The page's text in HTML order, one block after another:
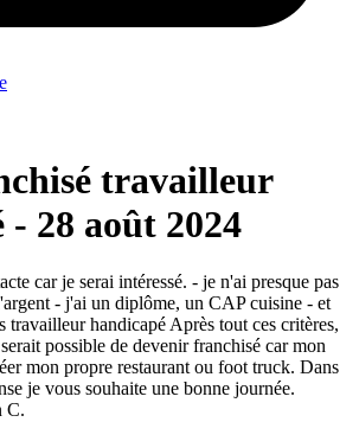
travailleur
- 28 août 2024
car je serai intéressé. - je n'ai presque pas
- j'ai un diplôme, un CAP cuisine - et
travailleur handicapé Après tout ces critères,
possible de devenir franchisé car mon
mon propre restaurant ou foot truck. Dans
je vous souhaite une bonne journée.
C.